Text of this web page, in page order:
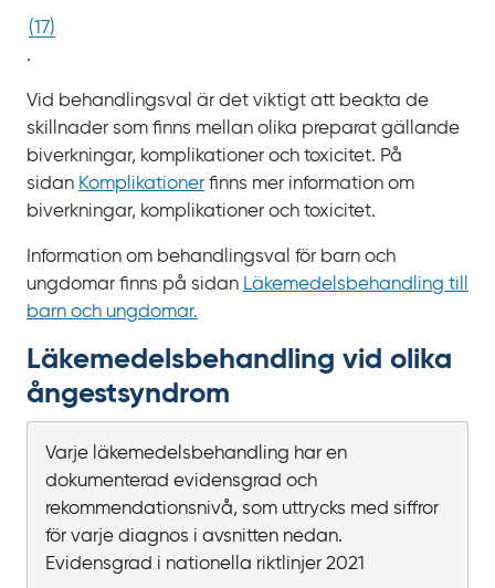
(17)
.
Vid behandlingsval är det viktigt att beakta de
skillnader som finns mellan olika preparat gällande
biverkningar, komplikationer och toxicitet. På
sidan Komplikationer finns mer information om
biverkningar, komplikationer och toxicitet.
Information om behandlingsval för barn och
ungdomar finns på sidan Läkemedelsbehandling till
barn och ungdomar.
Läkemedels­­behandling vid olika
ångest­syndrom
Varje läkemedelsbehandling har en
dokumenterad evidensgrad och
rekommendationsnivå, som uttrycks med siffror
för varje diagnos i avsnitten nedan.
Evidensgrad i nationella riktlinjer 2021